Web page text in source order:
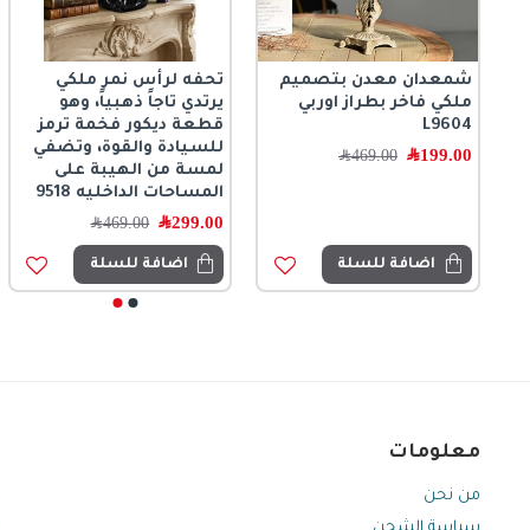
شمعدان معدن بتصميم
ملكي فاخر بطراز اوربي
L9604
199.00﷼ 469.00﷼
اضافة للسلة
تحفه لرأس نمر ملكي
يرتدي تاجاً ذهبياً، وهو
قطعة ديكور فخمة ترمز
للسيادة والقوة، وتضفي
لمسة من الهيبة على
المساحات الداخليه 9518
299.00﷼ 469.00﷼
اضافة للسلة
اناء مجوف من البرسلان
برسمة الدجاجه- 6406
19.00
صحن تقديم وديكور مربع
بحواف دائرية من الرخام
الطبيعي بلون بي8723
249.00﷼ 469.00﷼
اضافة للسلة
معلومات
من نحن